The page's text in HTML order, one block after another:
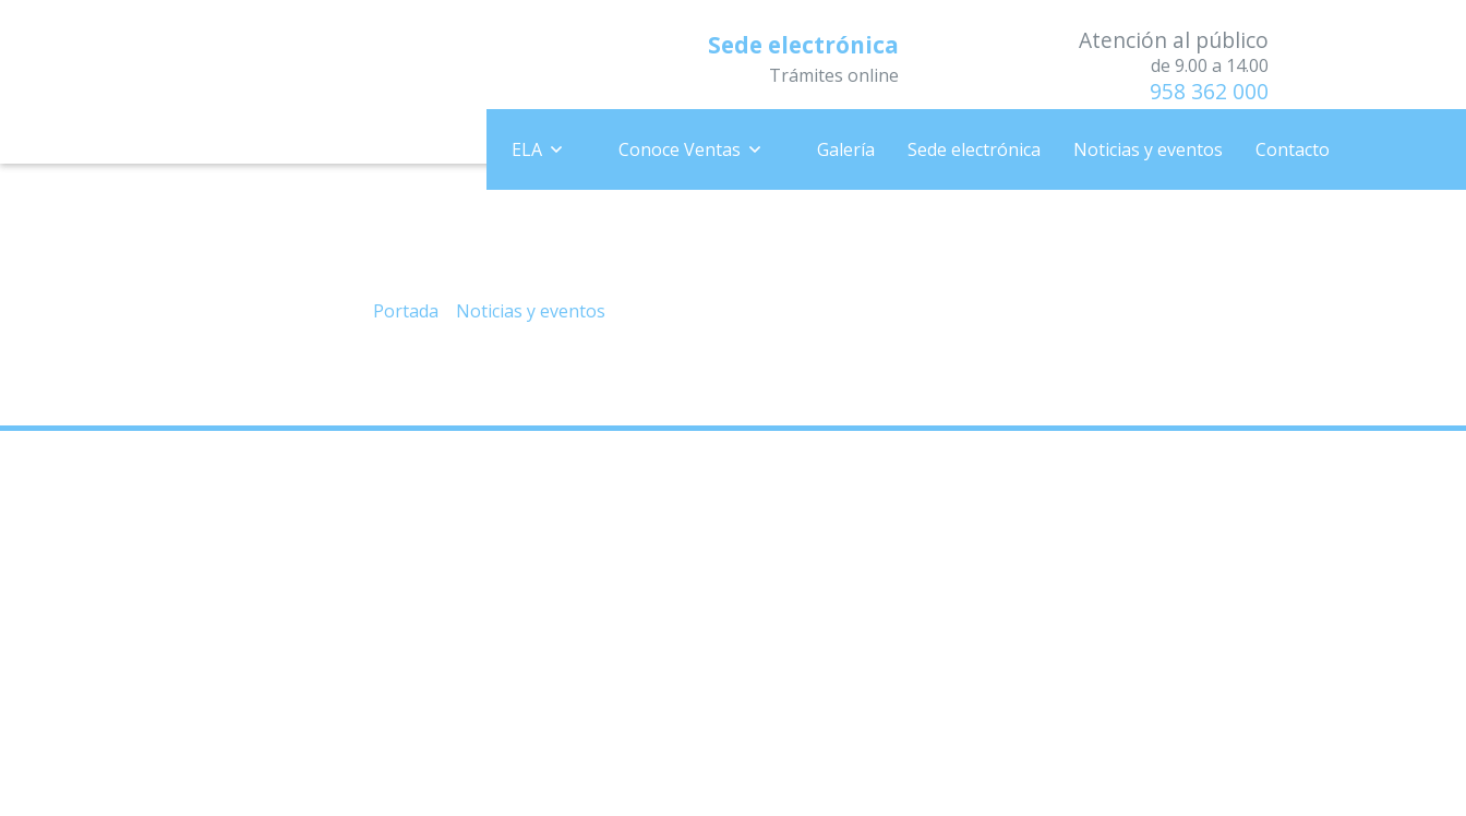
Sede electrónica
Trámites online
Atención al público
de 9.00 a 14.00
958 362 000
ELA Conoce Ventas Galería Sede electrónica Noticias y eventos Contacto
Portada Noticias y eventos